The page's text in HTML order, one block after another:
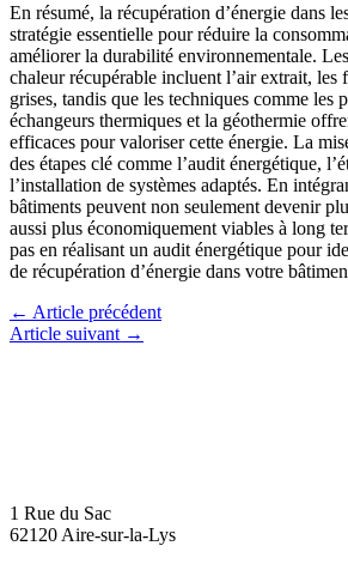
En résumé, la récupération d’énergie dans
stratégie essentielle pour réduire la
améliorer la durabilité environnementale.
chaleur récupérable incluent l’air extrait, les
grises, tandis que les techniques comme les
échangeurs thermiques et la géothermie
efficaces pour valoriser cette énergie. La
des étapes clé comme l’audit énergétique,
l’installation de systèmes adaptés. En
bâtiments peuvent non seulement devenir
aussi plus économiquement viables à long
pas en réalisant un audit énergétique pour
de récupération d’énergie dans votre
← Article précédent
Article suivant →
1 Rue du Sac
62120 Aire-sur-la-Lys